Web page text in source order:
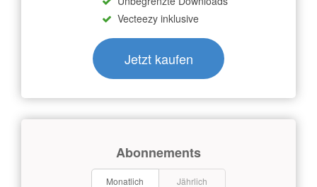
Vecteezy inklusive
Jetzt kaufen
Abonnements
Monatlich Jährlich